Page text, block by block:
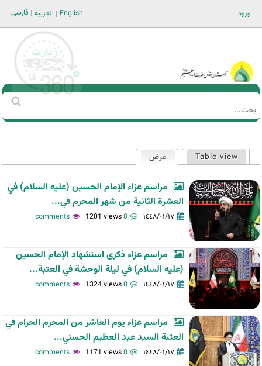
ورود فارسی العربية English
Main men-AR
استمارة
‏
الأساسية
Table view عرض
مراسم عزاء الإمام الحسين (عليه السلام) في
العشرة الثانية من شهر المحرم في...
١٤٤٨/٠١/١٧ 0 comments
1201 views
مراسم عزاء ذكرى استشهاد الإمام الحسين
(عليه السلام) في ليلة الوحشة في العتبة...
١٤٤٨/٠١/١٧ 0 comments
1324 views
مراسم عزاء يوم العاشر من المحرم الحرام في
العتبة السيد عبد العظيم الحسني...
١٤٤٨/٠١/١٧ 0 comments
1171 views